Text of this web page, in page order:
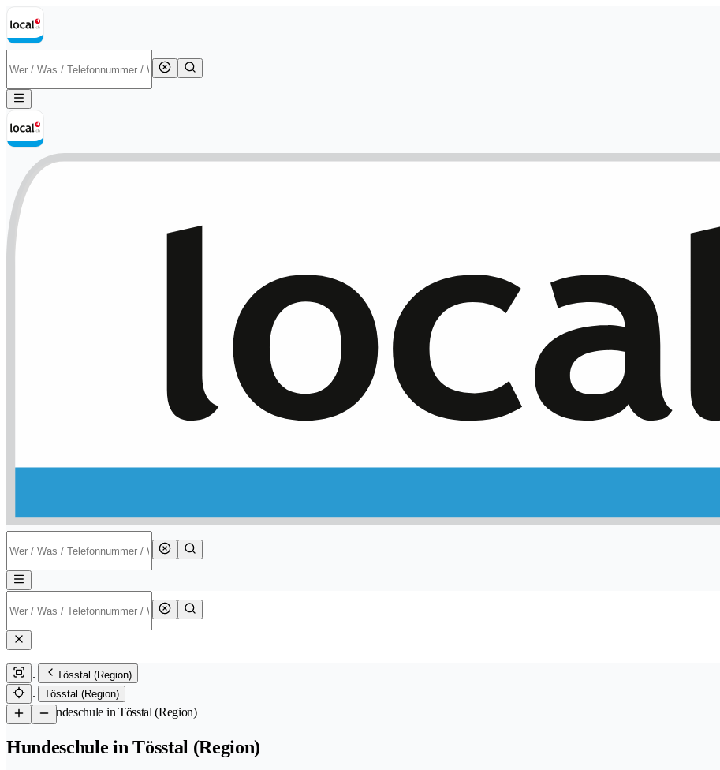
Tösstal (Region)
Tösstal (Region)
/Hundeschule in Tösstal (Region)
Hundeschule in Tösstal (Region)